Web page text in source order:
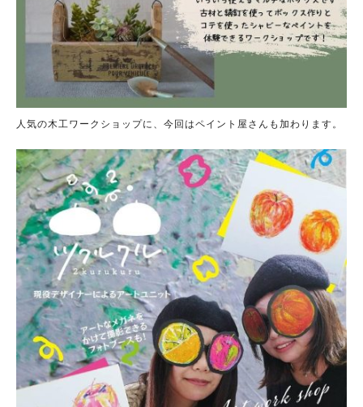
人気の木工ワークショップに、今回はペイント屋さんも加わります。